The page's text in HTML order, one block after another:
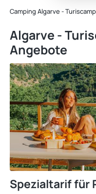
Camping Algarve -
Algarve -
Angebote
Spezialtarif für